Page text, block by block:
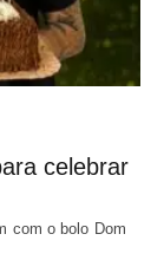
celebrar
com o bolo Dom